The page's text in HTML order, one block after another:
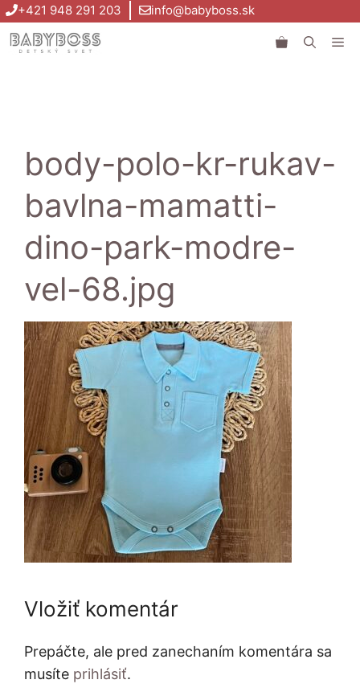
Preskočiť
na
obsah
+421 948 291 203 info@babyboss.sk
body-polo-kr-rukav-
bavlna-mamatti-
dino-park-modre-
vel-68.jpg
Vložiť komentár
Prepáčte, ale pred zanechaním komentára sa
musíte prihlásiť.